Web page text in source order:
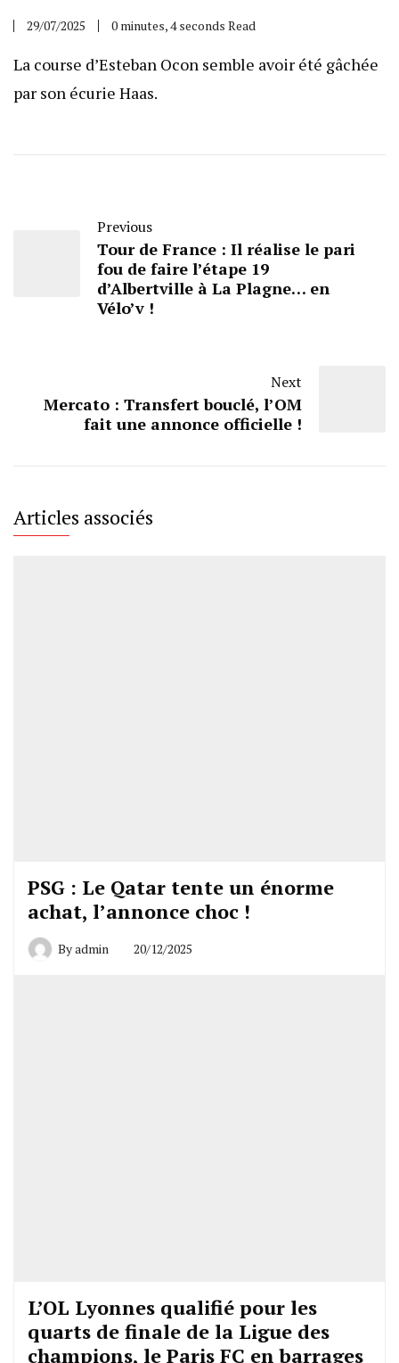
29/07/2025 0 minutes, 4 seconds Read
La course d’Esteban Ocon semble avoir été gâchée
par son écurie Haas.
Previous
Tour de France : Il réalise le pari
fou de faire l’étape 19
d’Albertville à La Plagne… en
Vélo’v !
Next
Mercato : Transfert bouclé, l’OM
fait une annonce officielle !
Articles associés
PSG : Le Qatar tente un énorme
achat, l’annonce choc !
Byadmin 20/12/2025
L’OL Lyonnes qualifié pour les
quarts de finale de la Ligue des
champions, le Paris FC en barrages